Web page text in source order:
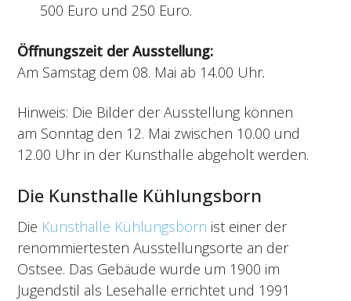
500 Euro und 250 Euro.
Öffnungszeit der Ausstellung:
Am Samstag dem 08. Mai ab 14.00 Uhr.
Hinweis: Die Bilder der Ausstellung können
am Sonntag den 12. Mai zwischen 10.00 und
12.00 Uhr in der Kunsthalle abgeholt werden.
Die Kunsthalle Kühlungsborn
Die Kunsthalle Kühlungsborn ist einer der
renommiertesten Ausstellungsorte an der
Ostsee. Das Gebäude wurde um 1900 im
Jugendstil als Lesehalle errichtet und 1991